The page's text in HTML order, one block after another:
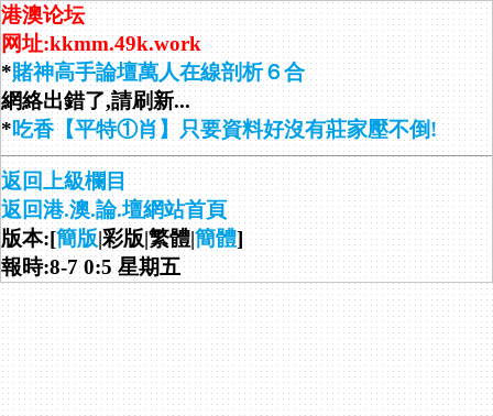
港澳论坛
网址:kkmm.49k.work
*賭神高手論壇萬人在線剖析６合
網絡出錯了,請刷新...
*吃香【平特①肖】只要資料好沒有莊家壓不倒!
返回上級欄目
返回港.澳.論.壇網站首頁
版本:[簡版|彩版|繁體|簡體]
報時:8-7 0:5 星期五